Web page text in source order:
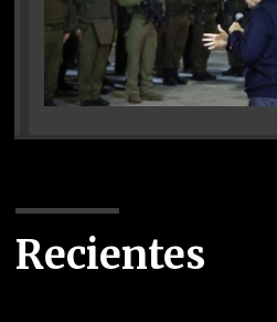
Recientes